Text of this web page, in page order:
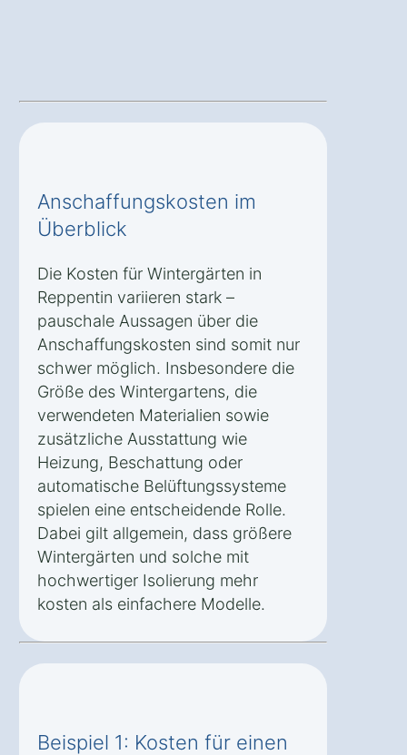
Anschaffungskosten im
Überblick
Die Kosten für Wintergärten in
Reppentin variieren stark –
pauschale Aussagen über die
Anschaffungskosten sind somit nur
schwer möglich. Insbesondere die
Größe des Wintergartens, die
verwendeten Materialien sowie
zusätzliche Ausstattung wie
Heizung, Beschattung oder
automatische Belüftungssysteme
spielen eine entscheidende Rolle.
Dabei gilt allgemein, dass größere
Wintergärten und solche mit
hochwertiger Isolierung mehr
kosten als einfachere Modelle.
Beispiel 1: Kosten für einen